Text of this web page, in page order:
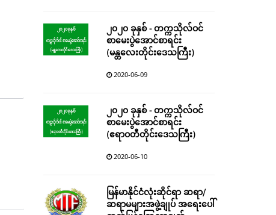
၂၀၂၀ ခုနှစ် - တက္ကသိုလ်ဝင်
စာမေးပွဲအောင်စာရင်း
(မန္တလေးတိုင်းဒေသကြီး)
2020-06-09
၂၀၂၀ ခုနှစ် - တက္ကသိုလ်ဝင်
စာမေးပွဲအောင်စာရင်း
(ဧရာဝတီတိုင်းဒေသကြီး)
2020-06-10
မြန်မာနိုင်ငံလုံးဆိုင်ရာ ဆရာ/
ဆရာမများအဖွဲ့ချုပ် အရေးပေါ်